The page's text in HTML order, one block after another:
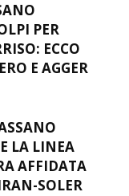
PER
ECCO
E AGGER
LA LINEA
AFFIDATA
SOLER